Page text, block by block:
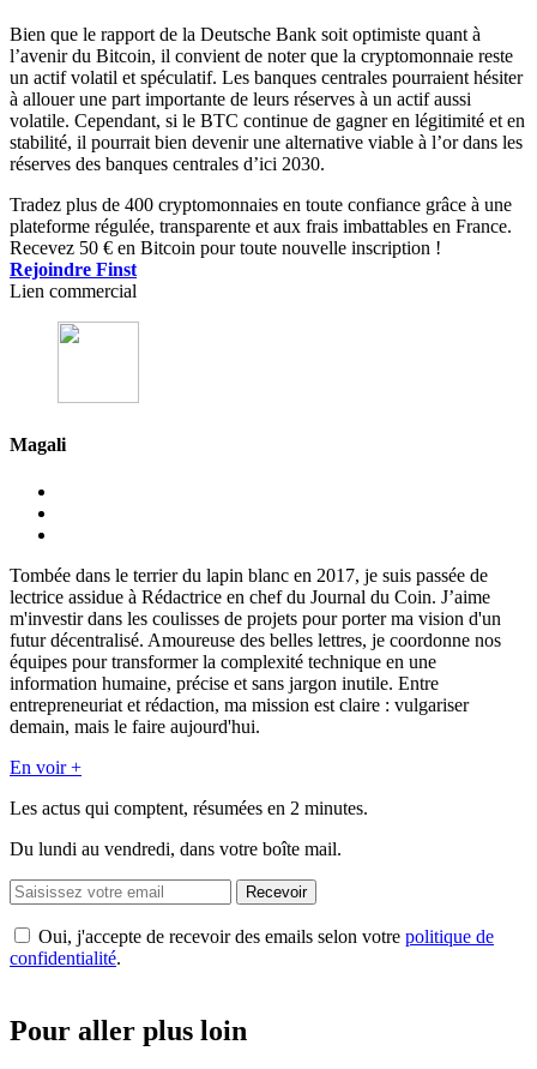
Bien que le rapport de la Deutsche Bank soit optimiste quant à
l’avenir du Bitcoin, il convient de noter que la cryptomonnaie reste
un actif volatil et spéculatif. Les banques centrales pourraient hésiter
à allouer une part importante de leurs réserves à un actif aussi
volatile. Cependant, si le BTC continue de gagner en légitimité et en
stabilité, il pourrait bien devenir une alternative viable à l’or dans les
réserves des banques centrales d’ici 2030.
Tradez plus de 400 cryptomonnaies en toute confiance grâce à une
plateforme régulée, transparente et aux frais imbattables en France.
Recevez 50 € en Bitcoin pour toute nouvelle inscription !
Rejoindre Finst
Lien commercial
Magali
Tombée dans le terrier du lapin blanc en 2017, je suis passée de
lectrice assidue à Rédactrice en chef du Journal du Coin. J’aime
m'investir dans les coulisses de projets pour porter ma vision d'un
futur décentralisé. Amoureuse des belles lettres, je coordonne nos
équipes pour transformer la complexité technique en une
information humaine, précise et sans jargon inutile. Entre
entrepreneuriat et rédaction, ma mission est claire : vulgariser
demain, mais le faire aujourd'hui.
En voir +
Les actus qui comptent, résumées en 2 minutes.
Du lundi au vendredi, dans votre boîte mail.
Recevoir
Oui, j'accepte de recevoir des emails selon votre politique de
confidentialité.
Pour aller plus loin